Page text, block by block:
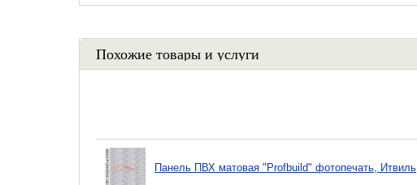
Похожие товары и услуги
Панель ПВХ матовая "Profbuild" фотопечать, Итвиль